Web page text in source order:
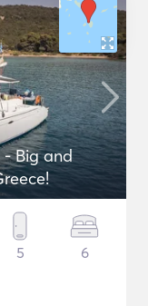
Big and
5 6